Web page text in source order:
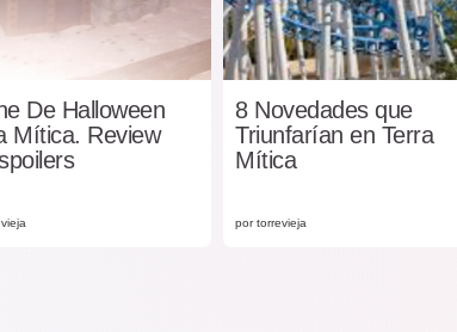
De Halloween
Mítica. Review
8 Novedades que
Triunfarían en Terra
Mítica
por torrevieja